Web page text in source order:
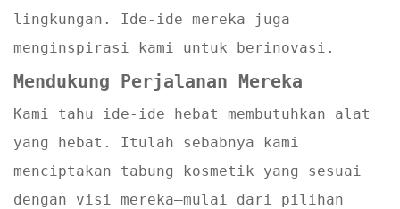
lingkungan. Ide-ide mereka juga
menginspirasi kami untuk berinovasi.
Mendukung Perjalanan Mereka
Kami tahu ide-ide hebat membutuhkan alat
yang hebat. Itulah sebabnya kami
menciptakan tabung kosmetik yang sesuai
dengan visi mereka—mulai dari pilihan